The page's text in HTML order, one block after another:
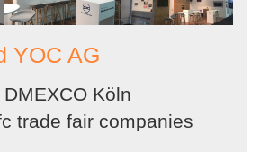
YOC AG
Köln
trade fair companies